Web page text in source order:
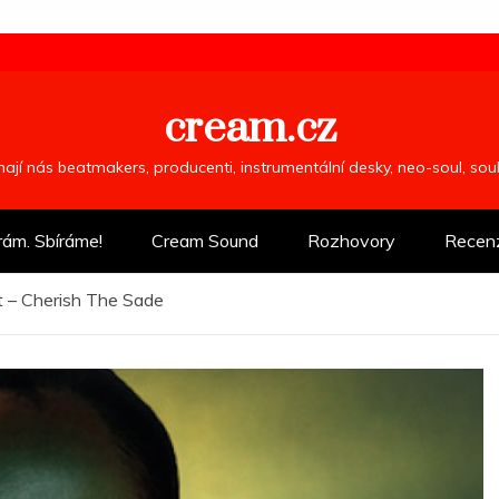
cream.cz
nás beatmakers, producenti, instrumentální desky, neo-soul,
Sbíráme! Cream Sound Rozhovory
– Cherish The Sade